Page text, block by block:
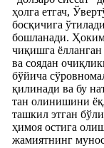
ҳолга етгач,
босқичига
бошланади.
чиқишга
ва соядан
бўйича
қилинади ва бу
тан олинишини
ташкил этган
ҳимоя остига
жамиятнинг